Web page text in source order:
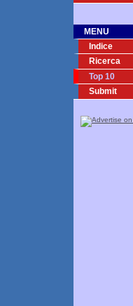
MENU
Indice
Ricerca
Top 10
Submit